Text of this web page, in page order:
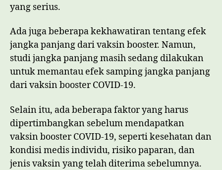
yang serius.
Ada juga beberapa kekhawatiran tentang efek
jangka panjang dari vaksin booster. Namun,
studi jangka panjang masih sedang dilakukan
untuk memantau efek samping jangka panjang
dari vaksin booster COVID-19.
Selain itu, ada beberapa faktor yang harus
dipertimbangkan sebelum mendapatkan
vaksin booster COVID-19, seperti kesehatan dan
kondisi medis individu, risiko paparan, dan
jenis vaksin yang telah diterima sebelumnya.